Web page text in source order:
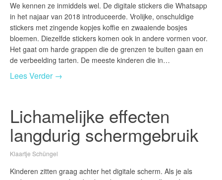
We kennen ze inmiddels wel. De digitale stickers die Whatsapp
in het najaar van 2018 introduceerde. Vrolijke, onschuldige
stickers met zingende kopjes koffie en zwaaiende bosjes
bloemen. Diezelfde stickers komen ook in andere vormen voor.
Het gaat om harde grappen die de grenzen te buiten gaan en
de verbeelding tarten. De meeste kinderen die in…
Lees Verder →
Lichamelijke effecten
langdurig schermgebruik
Klaartje Schüngel
Kinderen zitten graag achter het digitale scherm. Als je als